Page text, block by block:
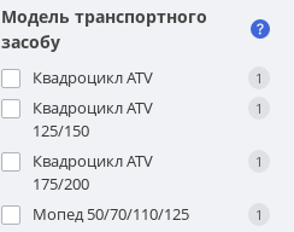
Модель транспортного
засобу
Квадроцикл ATV 1
Квадроцикл ATV
125/150
1
Квадроцикл ATV
175/200
1
Мопед 50/70/110/125 1